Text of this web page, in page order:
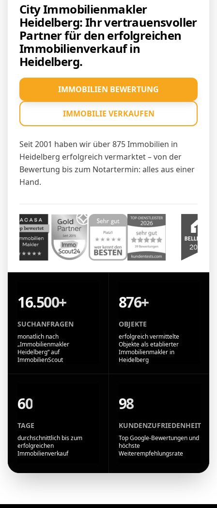
City Immobilienmakler
Heidelberg: Ihr vertrauensvoller
Partner für den erfolgreichen
Immobilienverkauf in
Heidelberg.
Seit 2001 haben wir über 875 Immobilien in
Heidelberg erfolgreich vermarktet – von der
Bewertung bis zum Notartermin: alles aus einer
Hand.
IMMOBILIEN BEWERTUNG
IMMOBILIE VERKAUFEN
16.500+
SUCHANFRAGEN
monatlich nach
„Immobilienmakler
Heidelberg“ auf
ImmobilienScout
876+
OBJEKTE
erfolgreich vermittelte
Objekte als etablierter
Immobilienmakler in
Heidelberg
60
TAGE
durchschnittlich bis zum
erfolgreichen
Immobilienverkauf
98
KUNDENZUFRIEDENHEIT
Top Google-Bewertungen und
höchste
Weiterempfehlungsrate